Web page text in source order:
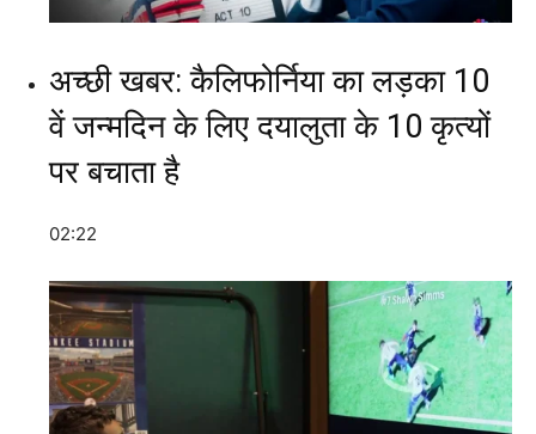
अच्छी खबर: कैलिफोर्निया का लड़का 10
वें जन्मदिन के लिए दयालुता के 10 कृत्यों
पर बचाता है
02:22